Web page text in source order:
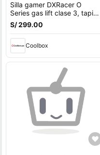
Silla gamer DXRacer O
Series gas lift clase 3, tapiz
cuero pu, máx. 100 kg,
inclinación 90 - 135°, negro
S/ 299.00
Coolbox